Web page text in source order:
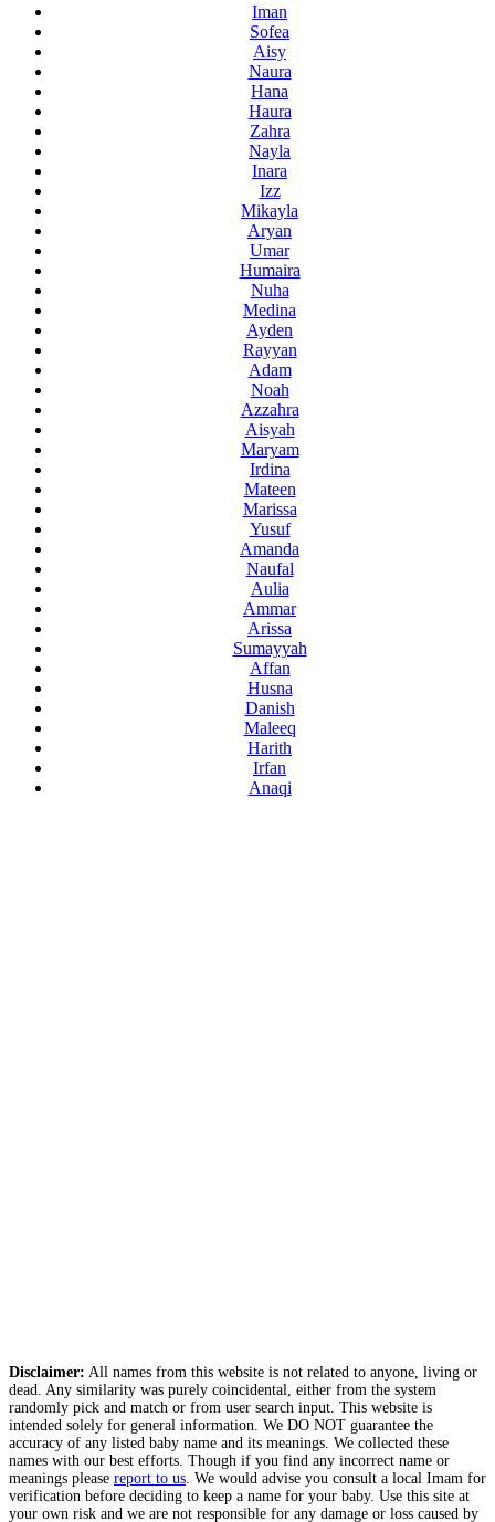
Iman
Sofea
Aisy
Naura
Hana
Haura
Zahra
Nayla
Inara
Izz
Mikayla
Aryan
Umar
Humaira
Nuha
Medina
Ayden
Rayyan
Adam
Noah
Azzahra
Aisyah
Maryam
Irdina
Mateen
Marissa
Yusuf
Amanda
Naufal
Aulia
Ammar
Arissa
Sumayyah
Affan
Husna
Danish
Maleeq
Harith
Irfan
Anaqi
Disclaimer: All names from this website is not related to anyone, living or
dead. Any similarity was purely coincidental, either from the system
randomly pick and match or from user search input. This website is
intended solely for general information. We DO NOT guarantee the
accuracy of any listed baby name and its meanings. We collected these
names with our best efforts. Though if you find any incorrect name or
meanings please report to us . We would advise you consult a local Imam for
verification before deciding to keep a name for your baby. Use this site at
your own risk and we are not responsible for any damage or loss caused by